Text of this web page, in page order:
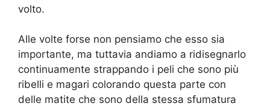
volto.
Alle volte forse non pensiamo che esso sia
importante, ma tuttavia andiamo a ridisegnarlo
continuamente strappando i peli che sono più
ribelli e magari colorando questa parte con
delle matite che sono della stessa sfumatura